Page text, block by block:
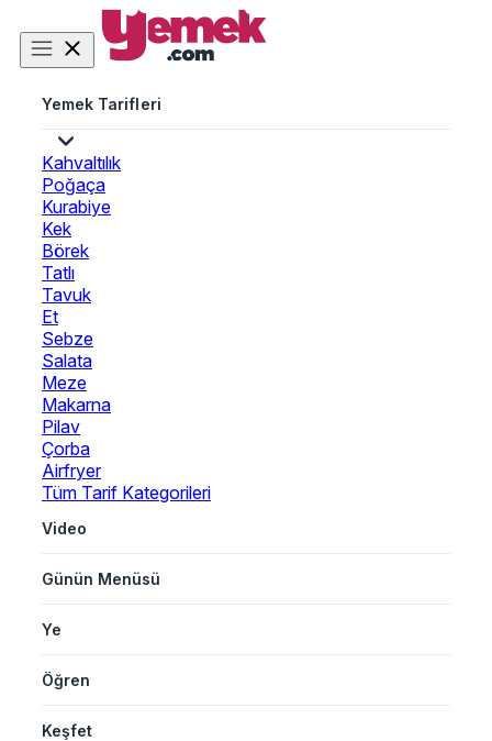
Yemek Tarifleri
Kahvaltılık
Poğaça
Kurabiye
Kek
Börek
Tatlı
Tavuk
Et
Sebze
Salata
Meze
Makarna
Pilav
Çorba
Airfryer
Tüm Tarif Kategorileri
Video
Günün Menüsü
Ye
Öğren
Keşfet